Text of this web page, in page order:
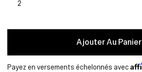
Ajouter Au Panier
Payez en versements échelonnés avec